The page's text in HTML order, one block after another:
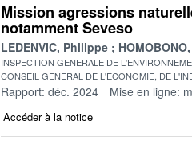
Mission agressions
notamment Seveso
LEDENVIC, Philippe
INSPECTION GENERALE DE
CONSEIL GENERAL DE L'ECONOMIE, DE
Rapport: déc. 2024 Mise en ligne:
Accéder à la notice